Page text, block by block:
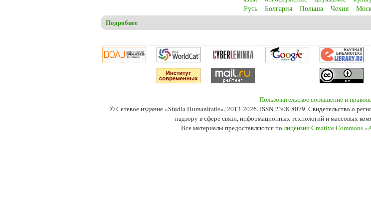
Русь
Болгария Польша Чехия
Подробнее
Пользовательское соглашение и
© Сетевое издание «Studia Humanitatis», 2013-2026. ISSN 2308-8079. Свидетельство о
надзору в сфере связи, информационных технологий и массовых
Все материалы предоставляются по лицензии Creative Commons